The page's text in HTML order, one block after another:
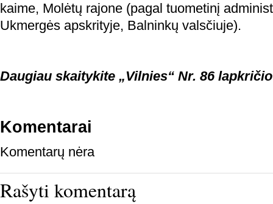
kaime, Molėtų rajone (pagal tuometinį
Ukmergės apskrityje, Balninkų valsčiuje).
Daugiau skaitykite „Vilnies“ Nr. 86
Komentarai
Komentarų nėra
Rašyti komentarą